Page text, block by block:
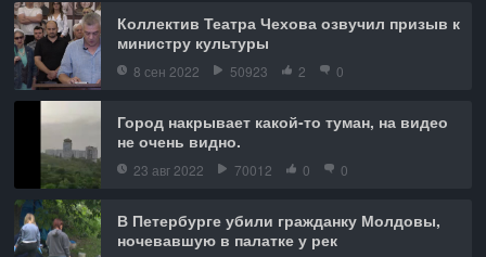
Коллектив Театра Чехова озвучил призыв к
министру культуры
8 сен 2022 50923 2 0
Город накрывает какой-то туман, на видео
не очень видно.
23 авг 2022 70012 0 0
В Петербурге убили гражданку Молдовы,
ночевавшую в палатке у рек